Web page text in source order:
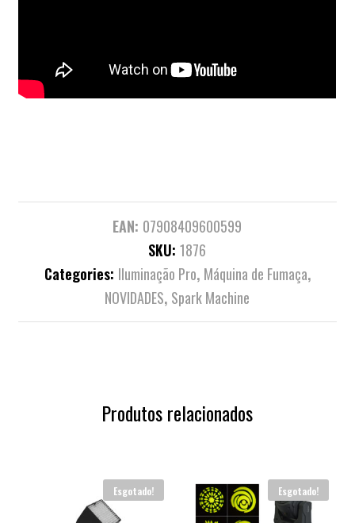
EAN: 07908409600599
SKU: 1876
Categories: Iluminação Pro, Máquina de Fumaça,
NOVIDADES, Spark Machine
Produtos relacionados
Esgotado! Esgotado!